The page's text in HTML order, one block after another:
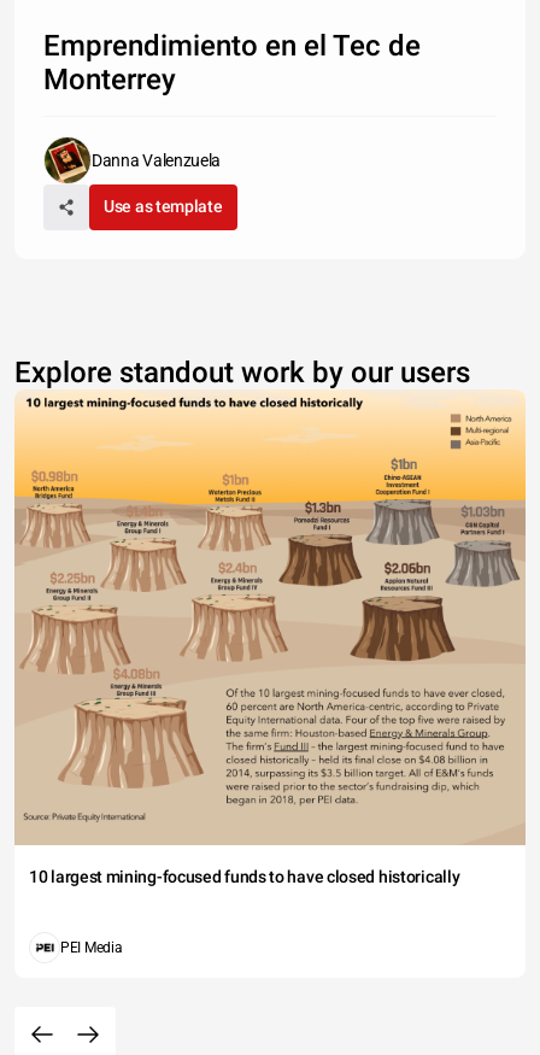
Emprendimiento en el Tec de
Monterrey
Danna Valenzuela
Use as template
Explore standout work by our users
10 largest mining-focused funds to have closed historically
PEI Media